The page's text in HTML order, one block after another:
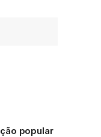
popular